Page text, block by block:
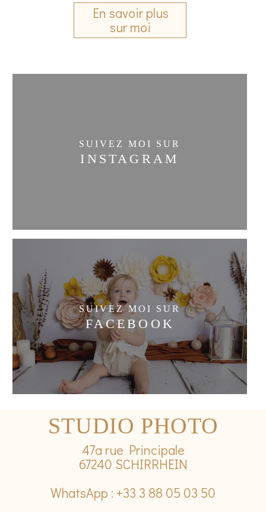
En savoir plus
sur moi
INSTAGRAM
SUIVEZ MOI SUR
FACEBOOK
SUIVEZ MOI SUR
STUDIO PHOTO
47a rue Principale
67240 SCHIRRHEIN
WhatsApp : +33 3 88 05 03 50